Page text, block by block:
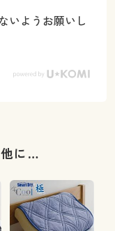
いようお願いし
に…